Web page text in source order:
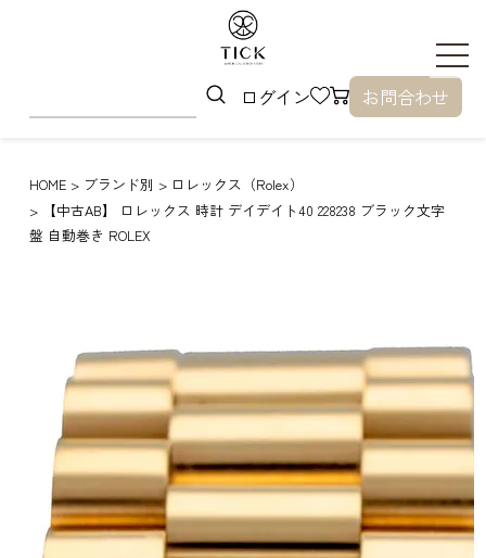
ログイン お問合わせ
HOME ブランド別
ロレックス（Rolex）
【中古AB】 ロレックス 時計 デイデイト40 228238 ブラック文字
盤 自動巻き ROLEX